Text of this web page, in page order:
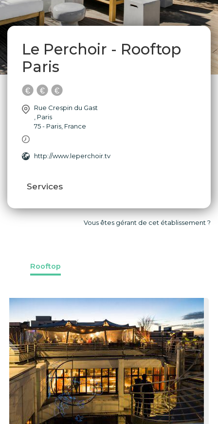
Le Perchoir - Rooftop
Paris
Rue Crespin du Gast
, Paris
75 - Paris, France
http://www.leperchoir.tv
Services
Vous êtes gérant de cet établissement ?
Rooftop